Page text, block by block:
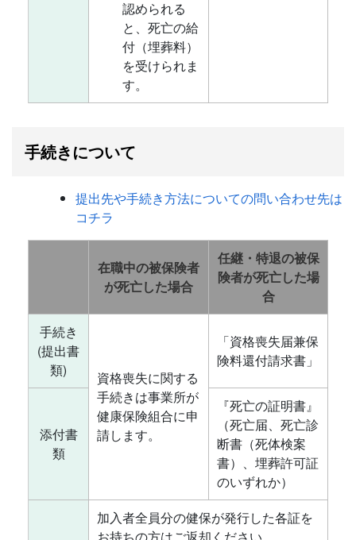
認められる
と、死亡の給
付（埋葬料）
を受けられま
す。
手続きについて
提出先や手続き方法についての問い合わせ先は
コチラ
在職中の被保険者
が死亡した場合
任継・特退の被保
険者が死亡した場
合
手続き
(提出書
類)
資格喪失に関する
手続きは事業所が
健康保険組合に申
請します。
「資格喪失届兼保
険料還付請求書」
添付書
類
『死亡の証明書』
（死亡届、死亡診
断書（死体検案
書）、埋葬許可証
のいずれか）
加入者全員分の健保が発行した各証を